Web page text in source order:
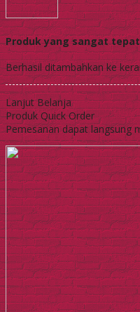
Produk yang sangat
Berhasil ditambahkan ke
Lanjut Belanja
Produk Quick Order
Pemesanan dapat langsung